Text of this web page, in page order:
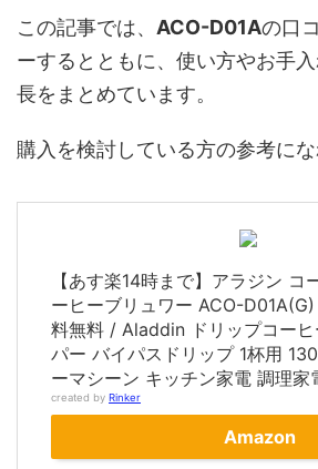
この記事では、 ACO-D01Aの口
ーするとともに、使い方やお手
長をまとめています。
購入を検討している方の参考にな
【あす楽14時まで】アラジン コ
ーヒーブリュワー ACO-
料無料 / Aladdin ドリップコーヒ
パー バイパスドリップ 1杯用
ーマシーン キッチン家電 調理家
created by Rinker
Amazon